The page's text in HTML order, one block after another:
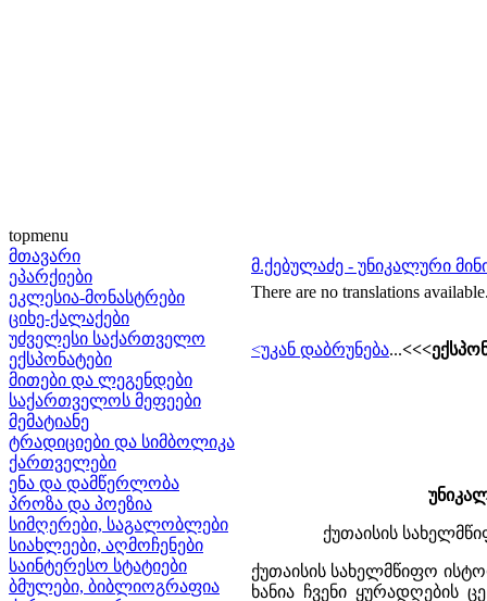
topmenu
მთავარი
ეპარქიები
ეკლესია-მონასტრები
ციხე-ქალაქები
უძველესი საქართველო
ექსპონატები
მითები და ლეგენდები
საქართველოს მეფეები
მემატიანე
ტრადიციები და სიმბოლიკა
ქართველები
ენა და დამწერლობა
პროზა და პოეზია
სიმღერები, საგალობლები
სიახლეები, აღმოჩენები
საინტერესო სტატიები
ბმულები, ბიბლიოგრაფია
მ.ქებულაძე - უნიკალური
There are no translations
<უკან დაბრუნება...
ქუთაისის
ქუთაისის სახელმწიფო ისტორიულ მუზეუმში დაცული იბაკონი და ლოცვანი - K 258 (XVII ს.) კარგა ხანია ჩვენი ყურადღების ცენტრშია. ვირტუოზული ნუსხა-ხუცური კალიგრაფიით დაწერილი და არაერთი საინტერესო მინიატურით შემკული ეს წიგნი, როგორც ანდერძი ცხადყოფს, ”ცოდვითა შებღალული” მიქელის შემოქმედების ნაყოფია. გამოკვლევებით დადასტურდა, რომ ის არის პირველი ბეჭდური ”ვეფხისტყაოსნის” რედაქტორი, ”მესტანბეთ უფროსი”, ხელმწიფის კარის დეკანოზის შვილი, სასტამბო ნუსხა-ხუცური შრიფტის ხელნაწერი ნიმუშის ავტორი [17; გვ.119-120], ”დიდად განათლებული მწიგნობარი, ქართული სტამბის მესაძირკვლეთა წრის წარმომადგენელი, ხელნაწერთა გადამწერი და ისტორიულ დოკუმენტთა, მათ შორის სამეფო სიგელთა შემდგენელი, გამორჩეული ზნეკეთილობითა და განსწავლულობით, პოლიტიკურ სარბიელზე ვახტანგ VI-ის უერთგულესი, ქვეყნის ჭირისა და უბედურების საკუთარ თავზე გარდამსახველი” [15, გვ.113]. ღვთისმშობლის დაუჯდომელი - K 258 შემოსილი არ არის XVII-XVIII საუკუნეებისათვის ნიშანდობლივი ტვიფრული ტყავით დაფარული ხის დაფების ყდით, მაგრამ იბაკონში მოცემული მინიატურების გათვალისწინებით, მუყაოს ყდის წინა ფრთის ფორზაცად გამოყენებული ფურცელი, რომელზედაც გამოსახულია კომპოზიცია ზოდიაქოს ნიშნებითა და სხვა სიმბოლოებით, სავარაუდოდ, წიგნის შექმნის თანადროულია და მოხატვა გადამწერის შესრულებული უნდა იყოს. KK 258-ში ზოდიაქოს 12 სიმბოლო წარმოდგენილია კონცენტრულ წრეში. ამ წრის გარეთ, მინიატურის ოთხივე კუთხეში ქერუბიმები ხატია, რომელთა შორისაც ზემოთ მზეა ჩასმული, ქვემოთ კი - მთვარე. ცენტრში ცეცხლოვანი, მზიური წრეა, ორმაგი შრითა და გველის მთლიანი სხეულით (დახვეული სახით). პირღია ქვეწარმავალს მზერა მიპყრობილი აქვს მაღლა. ამ მინიატურას მოსდევს მეორე სიუჟეტი: ფარშევანგებით დამშვენებულ ხის ვარჯზე შემდგარია ჭაბუკი. იგი ხელებით მცენარის ორ განშტოებას არის მოჭიდებული. ხის ფესვებში ხატია გველი. მკაფიოდ ჩანს მისი ღია პირი და წითელი ენა (იხილეთ სურათი დანართში.). ჩვენი აზრით, ეს ორი მინიატურა ქმნის ერთ მთლიან კომპოზიციას, რომელიც თავისი შინაარსით სრულებითაც არ მოდის წინააღმდეგობაში მართლმადიდებლურ ქრისტიანობასთან. დეკანოზი ბიძინა გუნია ციურ სხეულთა მიმართ მართლმადიდებლური ქრისტიანობის დამოკიდებულების შესახებ ღრმად და ამომწურავად მსჯელობს წიგნში: ”ასტროლოგიურ ცრუსწავლებათა მხილება" [8]. ის ამ თემას განიხილავს სვეტიცხოვლის ფრესკის ფრაგმენტის - ”ზოდიაქოს რკალისა" და მცხეთური დავითნის (A - 38 ხელნაწერის) მიხედვით. ამ ნაშრომში ხაზგასმით არის მითითებული, რომ მართმადიდებლობა ზოდიაქოს ნიშნებს კი არ უარყოფს, არამედ მკითხაობას. ეკლესია გმობს და ამხელს ციური მნათობების მეშვეობით ადამიანთა ბედზე ცრუბრძნობას, მაგრამ არავითარ შემთხვევაში არ არის წინააღმდეგი ხილული ცის თანავარსკვლავედად დაყოფისა და სხვადასხვა ასტრონომიული და, მათ შორის, ზოდიქური გამოთვლების. არაერთი ქართული ხელნაწერი ((A 85, H 1670, S 34, S 38) შეიცავს ქრონოლოგიურ-პასქალურ გამოთვლებს. მცხეთურ დავითნში (A 38) სხვადასხვა გამოთვლათა ამსახველი 21 ფრაგმენტი და 2 ცხრილია წარმოდგენილი, რომლებსაც პირობითად 4 ჯგუფად ყოფენ. მესამე ჯგუფის ოთხი ფრაგმენტი სწორედ